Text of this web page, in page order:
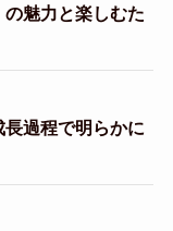
魅力と楽しむた
過程で明らかに